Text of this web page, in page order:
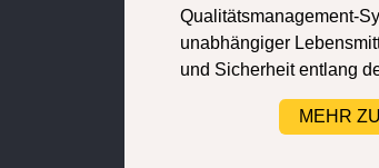
Qualitätsmanagement-
unabhängiger
und Sicherheit entlang
MEHR